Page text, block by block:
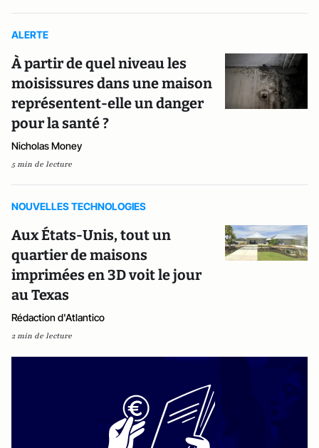
ALERTE
À partir de quel niveau les
moisissures dans une maison
représentent-elle un danger
pour la santé ?
Nicholas Money
5 min de lecture
NOUVELLES TECHNOLOGIES
Aux États-Unis, tout un
quartier de maisons
imprimées en 3D voit le jour
au Texas
Rédaction d'Atlantico
2 min de lecture